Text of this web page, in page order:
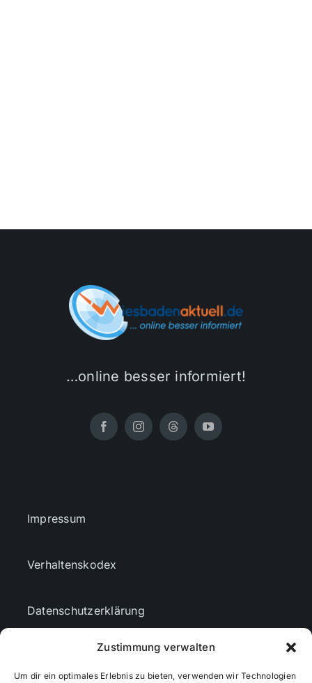
Zustimmung verwalten
Um dir ein optimales Erlebnis zu bieten, verwenden wir Technologien
…online besser informiert!
Impressum
Verhaltenskodex
Datenschutzerklärung